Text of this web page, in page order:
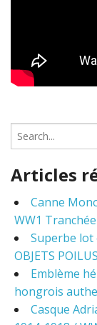
e
r
h
o
Articles
Canne
WW1
Superbe lot
OBJETS
Emblème
hongrois
Casque